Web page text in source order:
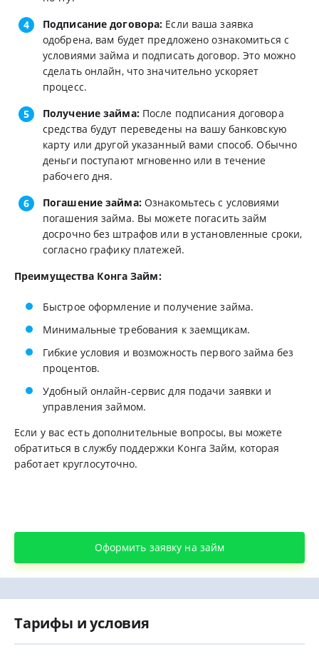
Подписание договора: Если ваша заявка
одобрена, вам будет предложено ознакомиться с
условиями займа и подписать договор. Это можно
сделать онлайн, что значительно ускоряет
процесс.
Получение займа: После подписания договора
средства будут переведены на вашу банковскую
карту или другой указанный вами способ. Обычно
деньги поступают мгновенно или в течение
рабочего дня.
Погашение займа: Ознакомьтесь с условиями
погашения займа. Вы можете погасить займ
досрочно без штрафов или в установленные сроки,
согласно графику платежей.
Преимущества Конга Займ:
Быстрое оформление и получение займа.
Минимальные требования к заемщикам.
Гибкие условия и возможность первого займа без
процентов.
Удобный онлайн-сервис для подачи заявки и
управления займом.
Если у вас есть дополнительные вопросы, вы можете
обратиться в службу поддержки Конга Займ, которая
работает круглосуточно.
Оформить заявку на займ
Тарифы и условия